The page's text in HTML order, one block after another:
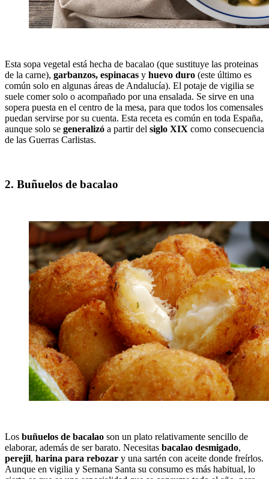
Esta sopa vegetal está hecha de bacalao (que sustituye las proteinas
de la carne), garbanzos, espinacas y huevo duro (este último es
común solo en algunas áreas de Andalucía). El potaje de vigilia se
suele comer solo o acompañado por una ensalada. Se sirve en una
sopera puesta en el centro de la mesa, para que todos los comensales
puedan servirse por su cuenta. Esta receta es común en toda España,
aunque solo se generalizó a partir del siglo XIX como consecuencia
de las Guerras Carlistas.
2. Buñuelos de bacalao
Los buñuelos de bacalao son un plato relativamente sencillo de
elaborar, además de ser barato. Necesitas bacalao desmigado,
perejil, harina para rebozar y una sartén con aceite donde freírlos.
Aunque en vigilia y Semana Santa su consumo es más habitual, lo